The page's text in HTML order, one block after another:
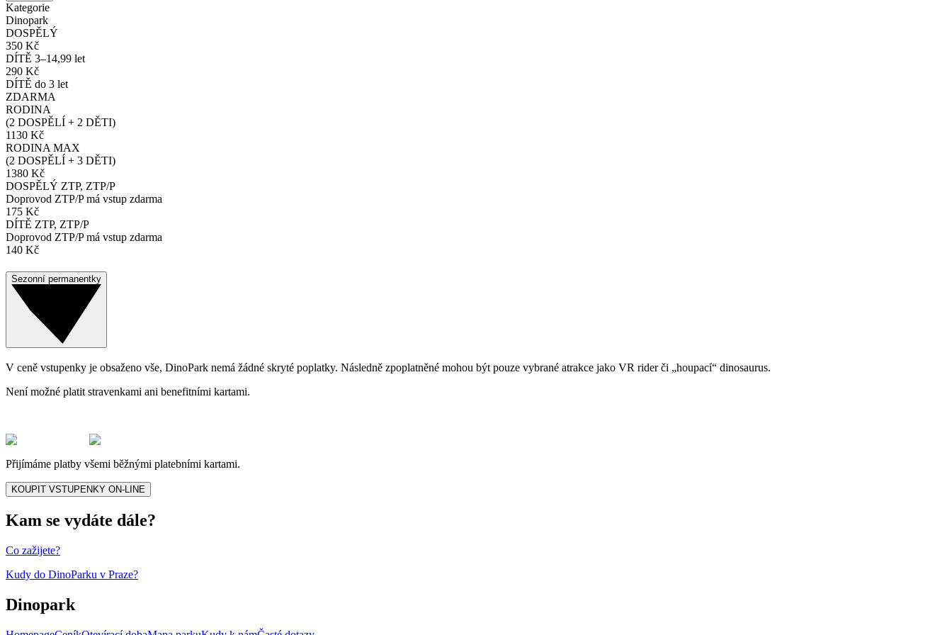
Kategorie
Dinopark
DOSPĚLÝ
350 Kč
DÍTĚ 3–14,99 let
290 Kč
DÍTĚ do 3 let
ZDARMA
RODINA
(2 DOSPĚLÍ + 2 DĚTI)
1130 Kč
RODINA MAX
(2 DOSPĚLÍ + 3 DĚTI)
1380 Kč
DOSPĚLÝ ZTP, ZTP/P
Doprovod ZTP/P má vstup zdarma
175 Kč
DÍTĚ ZTP, ZTP/P
Doprovod ZTP/P má vstup zdarma
140 Kč
Sezonní permanentky
V ceně vstupenky je obsaženo vše, DinoPark nemá žádné skryté poplatky. Následně zpoplatněné mohou být pouze vybrané atrakce jako VR rider či „houpací“ dinosaurus.
Není možné platit stravenkami ani benefitními kartami.
Přijímáme platby všemi běžnými platebními kartami.
KOUPIT VSTUPENKY ON-LINE
Kam se vydáte dále?
Co zažijete?
Kudy do DinoParku v Praze?
Dinopark